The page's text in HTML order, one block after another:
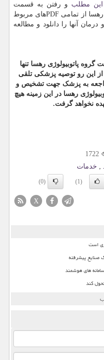
این مطلب و رفتن به قسمت
رهسا از تمامی PDFهای مربوط
آنها را دانلود و مطالعه
پاتوبیولوژی رهسا تنها
این رو توصیه پزشکی تلقی
مراجعه به پزشک جهت تشخیص و
رهسا در این زمینه هیچ
نخواهد گرفت.
1722
خدمات
(1)
(0)
X
است
صنایع پیشرفته
های هوشمند
کند